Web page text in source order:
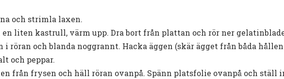
och strimla laxen.
en liten kastrull, värm upp. Dra bort från plattan och rör ner
röran och blanda noggrannt. Hacka äggen (skär ägget från båda
och peppar.
från frysen och häll röran ovanpå. Spänn platsfolie ovanpå och